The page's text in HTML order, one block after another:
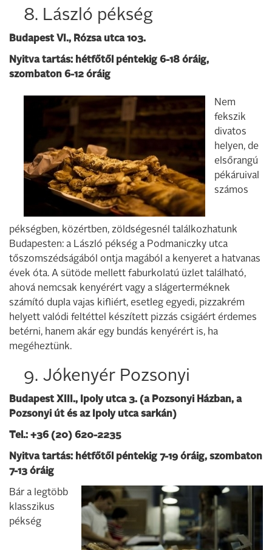
8. László pékség
Budapest VI., Rózsa utca 103.
Nyitva tartás: hétfőtől péntekig 6-18 óráig,
szombaton 6-12 óráig
Nem
fekszik
divatos
helyen, de
elsőrangú
pékáruival
számos
pékségben, közértben, zöldségesnél találkozhatunk
Budapesten: a László pékség a Podmaniczky utca
tőszomszédságából ontja magából a kenyeret a hatvanas
évek óta. A sütöde mellett faburkolatú üzlet található,
ahová nemcsak kenyérért vagy a slágerterméknek
számító dupla vajas kifliért, esetleg egyedi, pizzakrém
helyett valódi feltéttel készített pizzás csigáért érdemes
betérni, hanem akár egy bundás kenyérért is, ha
megéheztünk.
9. Jókenyér Pozsonyi
Budapest XIII., Ipoly utca 3. (a Pozsonyi Házban, a
Pozsonyi út és az Ipoly utca sarkán)
Tel.: +36 (20) 620-2235
Nyitva tartás: hétfőtől péntekig 7-19 óráig, szombaton
7-13 óráig
Bár a legtöbb
klasszikus
pékség